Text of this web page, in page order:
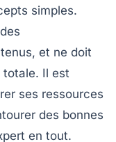
simples.
, et ne doit
Il est
ses ressources
des bonnes
en tout.